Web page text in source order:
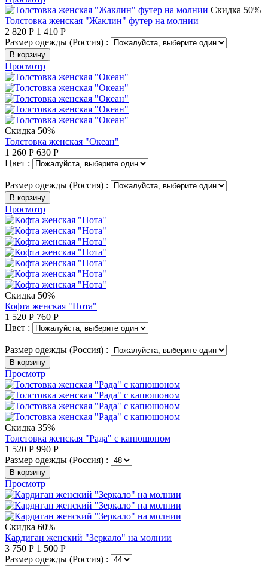
Скидка 50%
Толстовка женская "Жаклин" футер на молнии
2 820 Р 1 410 Р
Размер одежды (Россия) :
В корзину
Просмотр
Скидка 50%
Толстовка женская "Океан"
1 260 Р 630 Р
Цвет :
Размер одежды (Россия) :
В корзину
Просмотр
Скидка 50%
Кофта женская "Нота"
1 520 Р 760 Р
Цвет :
Размер одежды (Россия) :
В корзину
Просмотр
Скидка 35%
Толстовка женская "Рада" с капюшоном
1 520 Р 990 Р
Размер одежды (Россия) :
В корзину
Просмотр
Скидка 60%
Кардиган женский "Зеркало" на молнии
3 750 Р 1 500 Р
Размер одежды (Россия) :